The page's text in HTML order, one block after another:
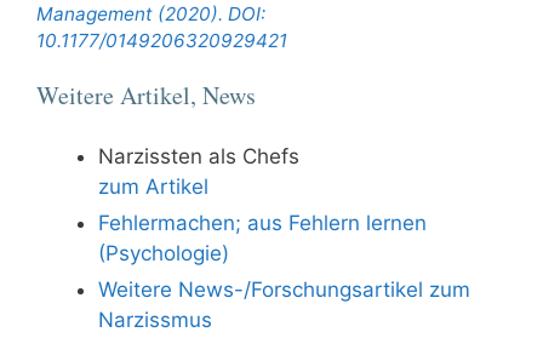
Management (2020). DOI:
10.1177/0149206320929421
Weitere Artikel, News
Narzissten als Chefs
zum Artikel
Fehlermachen; aus Fehlern lernen
(Psychologie)
Weitere News-/Forschungsartikel zum
Narzissmus